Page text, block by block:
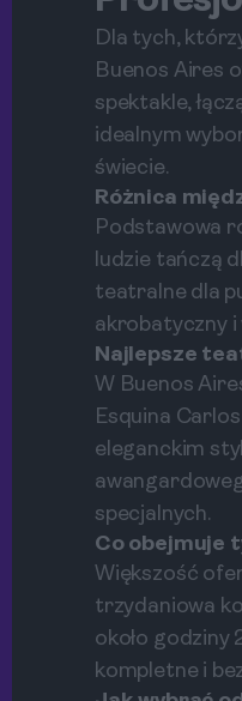
Dla tych,
Buenos Aires
spektakle,
idealnym
świecie.
Różnica
Podstawowa
ludzie tańczą
teatralne dla
akrobatyczny i
Najlepsze
W Buenos
Esquina
eleganckim
specjalnych.
Co obejmuje
Większość
trzydaniowa
około
kompletne i